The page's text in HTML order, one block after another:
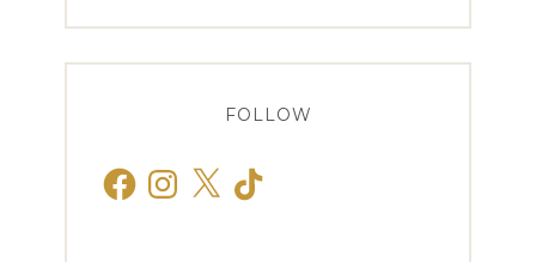
FOLLOW
FacebookInstagram
X TikTok